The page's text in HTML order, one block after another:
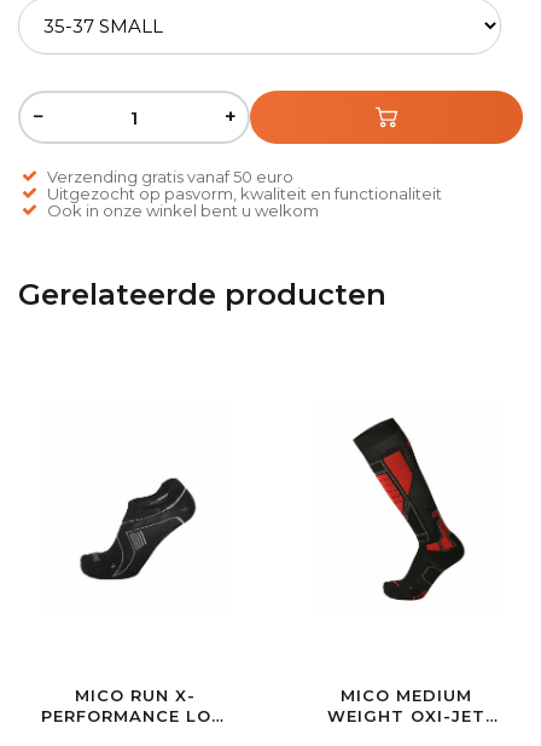
− +
Verzending gratis vanaf 50 euro
Uitgezocht op pasvorm, kwaliteit en functionaliteit
Ook in onze winkel bent u welkom
Gerelateerde producten
MICO RUN X-
PERFORMANCE LOW
MICO MEDIUM
WEIGHT OXI-JET